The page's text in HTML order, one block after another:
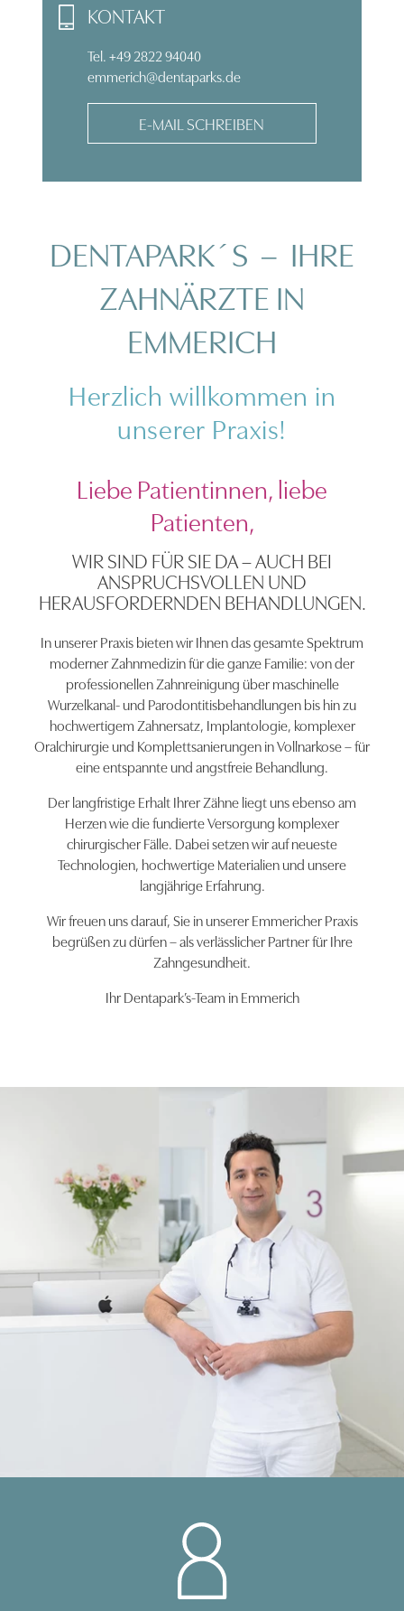
KONTAKT
Tel. +49 2822 94040
emmerich@dentaparks.de
E-MAIL SCHREIBEN
DENTAPARK´S – IHRE
ZAHNÄRZTE IN
EMMERICH
Herzlich willkommen in
unserer Praxis!
Liebe Patientinnen, liebe
Patienten,
WIR SIND FÜR SIE DA – AUCH BEI
ANSPRUCHSVOLLEN UND
HERAUSFORDERNDEN BEHANDLUNGEN.
In unserer Praxis bieten wir Ihnen das gesamte Spektrum
moderner Zahnmedizin für die ganze Familie: von der
professionellen Zahnreinigung über maschinelle
Wurzelkanal- und Parodontitisbehandlungen bis hin zu
hochwertigem Zahnersatz, Implantologie, komplexer
Oralchirurgie und Komplettsanierungen in Vollnarkose – für
eine entspannte und angstfreie Behandlung.
Der langfristige Erhalt Ihrer Zähne liegt uns ebenso am
Herzen wie die fundierte Versorgung komplexer
chirurgischer Fälle. Dabei setzen wir auf neueste
Technologien, hochwertige Materialien und unsere
langjährige Erfahrung.
Wir freuen uns darauf, Sie in unserer Emmericher Praxis
begrüßen zu dürfen – als verlässlicher Partner für Ihre
Zahngesundheit.
Ihr Dentapark’s-Team in Emmerich